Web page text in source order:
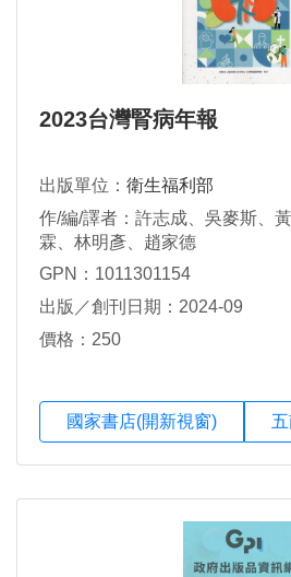
2023台灣腎病年報
出版單位： 衛生福利部
作/編/譯者：許志成、吳麥斯、
霖、林明彥、趙家德
GPN：1011301154
出版／創刊日期：2024-09
價格：250
國家書店(開新視窗)